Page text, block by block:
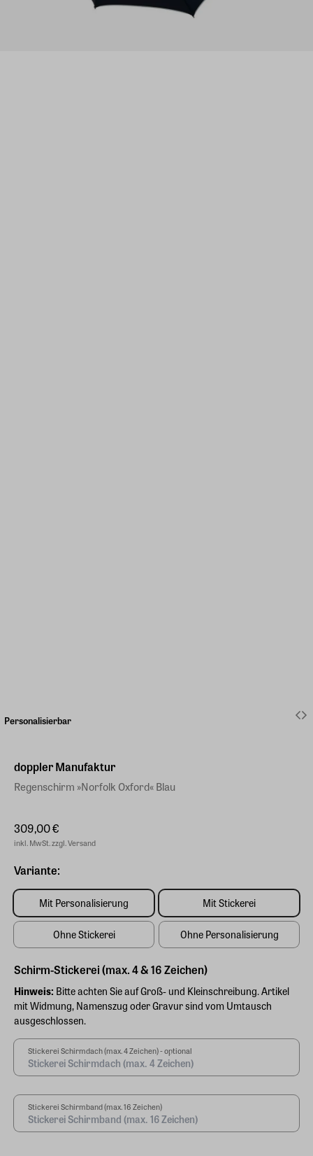
Personalisierbar
doppler Manufaktur
Regenschirm »Norfolk Oxford« Blau
309,00 €
inkl. MwSt. zzgl. Versand
Variante:
Mit Personalisierung Mit Stickerei
Ohne Stickerei Ohne Personalisierung
Schirm-Stickerei (max. 4 & 16 Zeichen)
Hinweis: Bitte achten Sie auf Groß- und Kleinschreibung. Artikel
mit Widmung, Namenszug oder Gravur sind vom Umtausch
ausgeschlossen.
Stickerei Schirmdach (max. 4 Zeichen) - optional
Stickerei Schirmband (max. 16 Zeichen)